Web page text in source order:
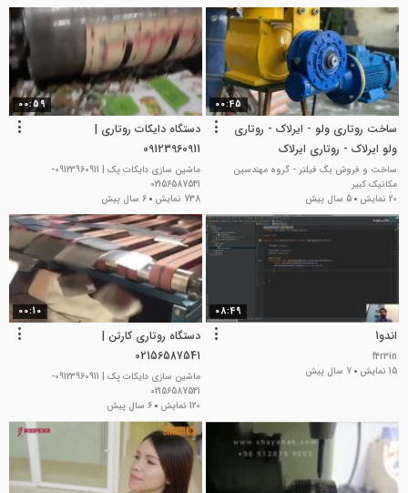
00:45
ساخت روتاری ولو - ایرلاک - روتاری
ولو ایرلاک - روتاری ایرلاک
ساخت و فروش بگ فیلتر - گروه مهندسین
مکانیک کبیر
20 نمایش
5 سال پیش
00:59
دستگاه دایکات روتاری |
09123960911
ماشین سازی دایکات پک | 09123960911-
02156587541
738 نمایش
6 سال پیش
08:49
اندو1
f4r3in
15 نمایش
7 سال پیش
00:10
دستگاه روتاری کارتن |
02156587541
ماشین سازی دایکات پک | 09123960911-
02156587541
120 نمایش
6 سال پیش